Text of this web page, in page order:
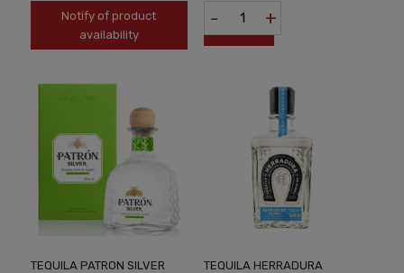
Notify of product
availability
- +
TEQUILA PATRON SILVER
TEQUILA HERRADURA